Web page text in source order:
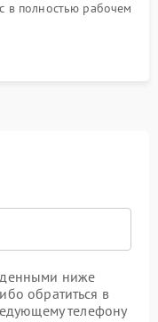
в полностью рабочем
ниже
обратиться в
телефону